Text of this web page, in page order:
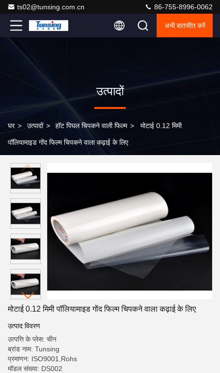
ts02@tunsing.com.cn 86-755-8996-0062
अभी बातचीत करें
उत्पादों
घर > उत्पादों > हॉट पिघल चिपकने वाली फिल्म > मोटाई 0.12 मिमी
पॉलियामाइड गोंद फिल्म चिपकने वाला कढ़ाई के लिए
मोटाई 0.12 मिमी पॉलियामाइड गोंद फिल्म चिपकने वाला कढ़ाई के लिए
उत्पाद विवरण
उत्पत्ति के प्लेस: चीन
ब्रांड नाम: Tunsing
प्रमाणन: ISO9001,Rohs
मॉडल संख्या: DS002